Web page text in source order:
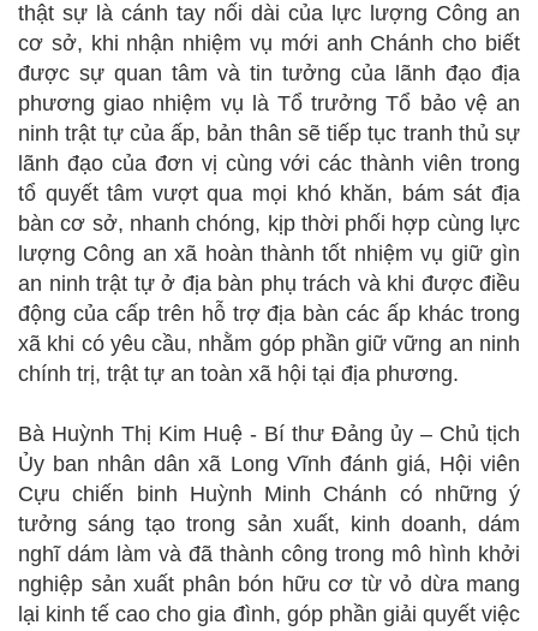
thật sự là cánh tay nối dài của lực lượng Công an
cơ sở, khi nhận nhiệm vụ mới anh Chánh cho biết
được sự quan tâm và tin tưởng của lãnh đạo địa
phương giao nhiệm vụ là Tổ trưởng Tổ bảo vệ an
ninh trật tự của ấp, bản thân sẽ tiếp tục tranh thủ sự
lãnh đạo của đơn vị cùng với các thành viên trong
tổ quyết tâm vượt qua mọi khó khăn, bám sát địa
bàn cơ sở, nhanh chóng, kịp thời phối hợp cùng lực
lượng Công an xã hoàn thành tốt nhiệm vụ giữ gìn
an ninh trật tự ở địa bàn phụ trách và khi được điều
động của cấp trên hỗ trợ địa bàn các ấp khác trong
xã khi có yêu cầu, nhằm góp phần giữ vững an ninh
chính trị, trật tự an toàn xã hội tại địa phương.
Bà Huỳnh Thị Kim Huệ - Bí thư Đảng ủy – Chủ tịch
Ủy ban nhân dân xã Long Vĩnh đánh giá, Hội viên
Cựu chiến binh Huỳnh Minh Chánh có những ý
tưởng sáng tạo trong sản xuất, kinh doanh, dám
nghĩ dám làm và đã thành công trong mô hình khởi
nghiệp sản xuất phân bón hữu cơ từ vỏ dừa mang
lại kinh tế cao cho gia đình, góp phần giải quyết việc